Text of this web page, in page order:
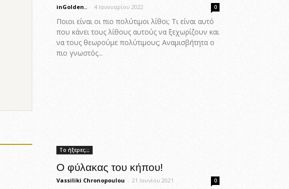
inGolden.. - 4 Ιανουαρίου 2022 0
Ποιοι είναι οι πιο πολύτιμοι λίθοι; Τι είναι αυτό
που κάνει τους λίθους αυτούς να ξεχωρίζουν και
να τους θεωρούμε πολύτιμους; Αναμισβήτητα ο
πιο γνωστός...
Το ήξερες;;;
Ο φύλακας του κήπου!
Vassiliki Chronopoulou - 21 Ιουνίου 2021 0